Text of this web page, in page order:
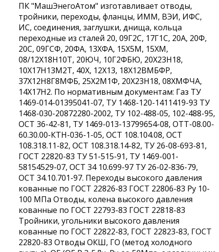
ПК "МашЭнегоАтом" изготавливает отводы,
тройники, переходы, фланцы, ИММ, ВЭИ, ИФС,
ИС, соединения, заглушки, днища, кольца
переходные из сталей 20, 09Г2С, 17Г1С, 20А, 20Ф,
20С, 09ГСФ, 20ФА, 13ХФА, 15Х5М, 15ХМ,
08/12Х18Н10Т, 20ЮЧ, 10Г2ФБЮ, 20Х23Н18,
10Х17Н13М2Т, 40Х, 12Х13, 18Х12ВМБФР,
37Х12Н8Г8МФБ, 25Х2М1Ф, 20Х23Н18, 08ХМФЧА,
14Х17Н2. По нормативным документам: Газ ТУ
1469-014-01395041-07, ТУ 1468-120-1411419-93 ТУ
1468-030-20872280-2002, ТУ 102-488-05, 102-488-95,
ОСТ 36-42-81, ТУ 1469-013-13799654-08, ОТТ-08.00-
60.30.00-КТН-036-1-05, ОСТ 108.104.08, ОСТ
108.318.11-82, ОСТ 108.318.14-82, ТУ 26-08-693-81,
ГОСТ 22820-83 ТУ 51-515-91, ТУ 1469-001-
58154529-07, ОСТ 34 10.699-97 ТУ 26-02-836-79,
ОСТ 34.10.701-97. Переходы высокого давления
кованные по ГОСТ 22826-83 ГОСТ 22806-83 Ру 10-
100 МПа Отводы, колена высокого давления
кованные по ГОСТ 22793-83 ГОСТ 22818-83
Тройники, угольники высокого давления
кованные по ГОСТ 22822-83, ГОСТ 22823-83, ГОСТ
22820-83 Отводы ОКШ, ГО (метод холодного